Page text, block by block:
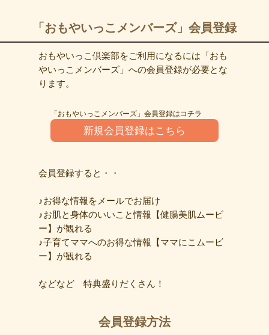
「おもやいっこメンバーズ」会員登録
おもやいっこ倶楽部をご利用になるには「おも
やいっこメンバーズ」への会員登録が必要とな
ります。
「おもやいっこメンバーズ」会員登録はコチラ
新規会員登録はこちら
会員登録すると・・
♪お得な情報をメールでお届け
♪お肌と身体のいいこと情報【健腸美肌ムービ
ー】が観れる
♪子育てママへのお得な情報【ママにこムービ
ー】が観れる
などなど 特典盛りだくさん！
会員登録方法